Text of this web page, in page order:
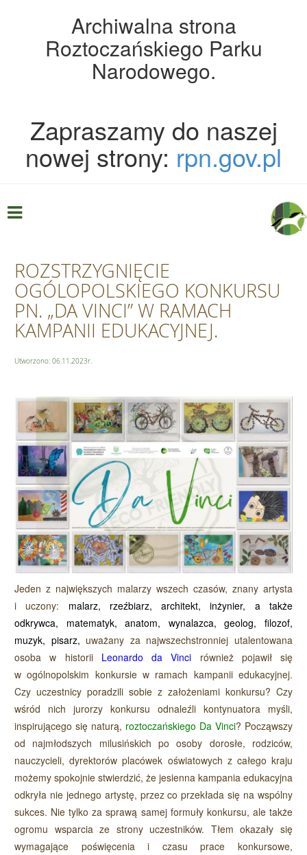
Archiwalna strona
Roztoczańskiego Parku
Narodowego.
Zapraszamy do naszej
nowej strony: rpn.gov.pl
ROZSTRZYGNIĘCIE
OGÓLOPOLSKIEGO KONKURSU
PN. „DA VINCI” W RAMACH
KAMPANII EDUKACYJNEJ.
Utworzono: 06.11.2023r.
Jeden z największych malarzy wszech czasów, znany artysta
i uczony: malarz, rzeźbiarz,architekt,inżynier, a także
odkrywca, matematyk,anatom, wynalazca,geolog,filozof,
muzyk, pisarz, uważany za najwszechstronniej utalentowana
osoba w historii Leonardo da Vinci również pojawił się
w ogólnopolskim konkursie w ramach kampanii edukacyjnej.
Czy uczestnicy poradzili sobie z założeniami konkursu? Czy
wśród nich jurorzy konkursu odnaleźli kontynuatora myśli,
inspirującego się naturą, roztoczańskiego Da Vinci? Począwszy
od najmłodszych milusińskich po osoby dorosłe, rodziców,
nauczycieli, dyrektorów placówek oświatowych z całego kraju
możemy spokojnie stwierdzić, że jesienna kampania edukacyjna
odkryła nie jednego artystę, przez co przekłada się na wspólny
sukces. Nie tylko za sprawą samej formuły konkursu, ale także
ogromu wsparcia ze strony uczestników. Tłem okazały się
wymagające poświęcenia i czasu prace konkursowe,